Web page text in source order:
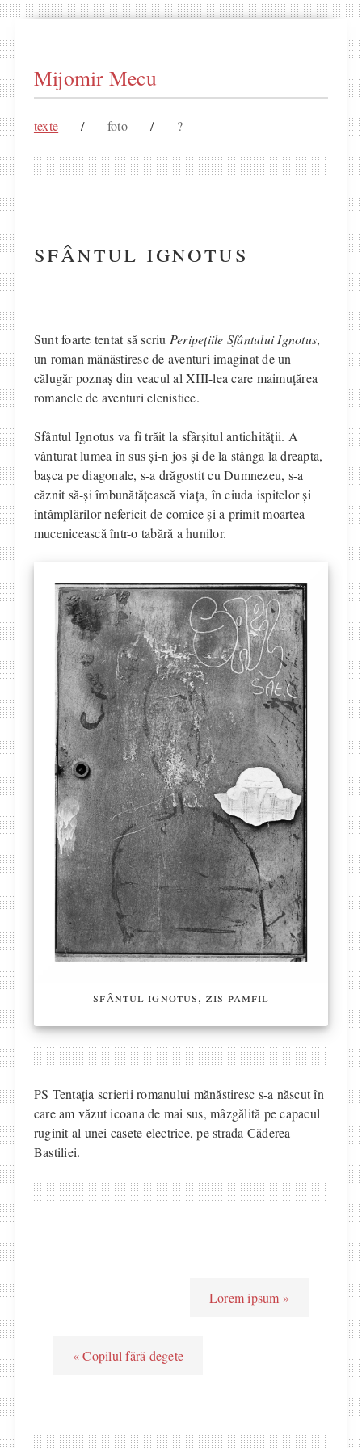
Mijomir Mecu
texte / foto / ?
sfântul ignotus
Sunt foarte tentat să scriu Peripețiile Sfântului Ignotus,
un roman mănăstiresc de aventuri imaginat de un
călugăr poznaș din veacul al XIII-lea care maimuțărea
romanele de aventuri elenistice.
Sfântul Ignotus va fi trăit la sfârșitul antichității. A
vânturat lumea în sus și-n jos și de la stânga la dreapta,
bașca pe diagonale, s-a drăgostit cu Dumnezeu, s-a
căznit să-și îmbunătățească viața, în ciuda ispitelor și
întâmplărilor nefericit de comice și a primit moartea
mucenicească într-o tabără a hunilor.
sfântul ignotus, zis pamfil
PS Tentația scrierii romanului mănăstiresc s-a născut în
care am văzut icoana de mai sus, mâzgălită pe capacul
ruginit al unei casete electrice, pe strada Căderea
Bastiliei.
Lorem ipsum »
« Copilul fără degete